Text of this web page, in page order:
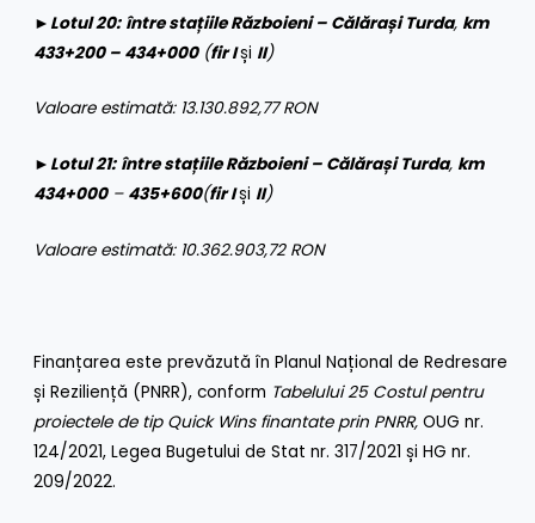
► Lotul 20: între stațiileRăzboieni – Călărași Turda, km
433+200 – 434+000(fir Iși II)
Valoare estimată: 13.130.892,77 RON
► Lotul 21: între stațiileRăzboieni – Călărași Turda, km
434+000– 435+600(fir Iși II)
Valoare estimată: 10.362.903,72 RON
Finanțarea este prevăzută în Planul Național de Redresare
și Reziliență (PNRR), conform Tabelului 25 Costul pentru
proiectele de tip Quick Wins finantate prin PNRR,OUG nr.
124/2021, Legea Bugetului de Stat nr. 317/2021 și HG nr.
209/2022.